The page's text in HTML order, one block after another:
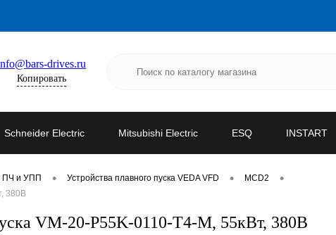
drives.ru
Копировать
Schneider Electric Mitsubishi Electric ESQ INSTART
ПЧ и УПП • Устройства плавного пуска VEDA VFD • MCD2 •
380В
VM-20-P55K-0110-T4-M, 55кВт, 380В